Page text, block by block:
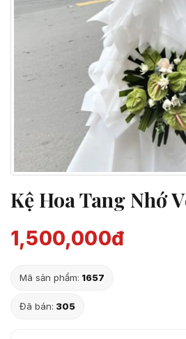
Kệ Hoa Tang Nhớ
1,500,000đ
Mã sản phẩm: 1657
Đã bán: 305